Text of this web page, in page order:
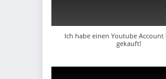
Ich habe einen Youtube Account
gekauft!